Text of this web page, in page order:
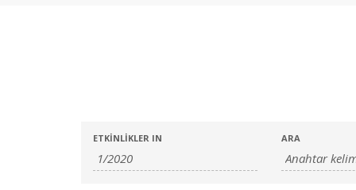
Etkinlikler
Etkinlikler
ETKINLIKLER IN ARA